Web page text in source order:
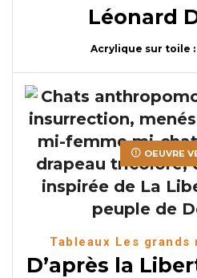
Léonard
Acrylique sur toile :
OEUVRE
Tableaux Les
D’après la